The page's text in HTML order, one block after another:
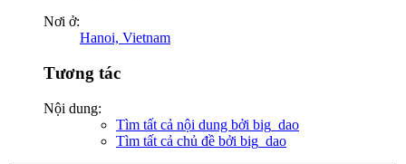
Nơi ở:
Hanoi, Vietnam
Tương tác
Nội dung:
Tìm tất cả nội dung bởi big_dao
Tìm tất cả chủ đề bởi big_dao